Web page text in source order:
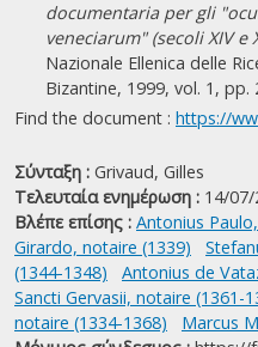
documentaria per gli
veneciarum" (secoli XIV e
Nazionale Ellenica delle
Bizantine, 1999, vol. 1, pp.
Find the document : https://
Σύνταξη : Grivaud, Gilles
Τελευταία ενημέρωση : 14/07/
Βλέπε επίσης : Antonius
Girardo, notaire (1339)
(1344-1348)
Antonius de
Sancti Gervasii, notaire (1361-
notaire (1334-1368)
Marcus